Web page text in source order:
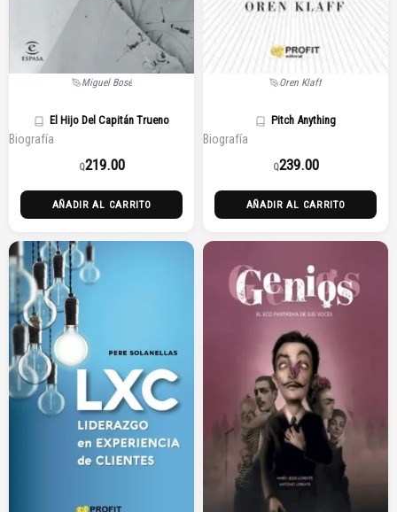
Miguel Bosé
El Hijo Del Capitán Trueno
Biografía
Q219.00
AÑADIR AL CARRITO
Oren Klaff
Pitch Anything
Biografía
Q239.00
AÑADIR AL CARRITO